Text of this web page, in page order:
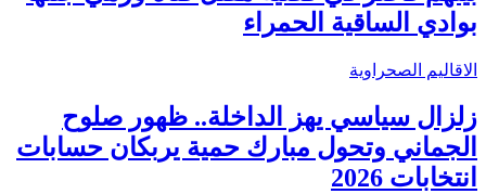
بوادي الساقية الحمراء
الاقاليم الصحراوية
زلزال سياسي يهز الداخلة.. ظهور صلوح
الجماني وتحول مبارك حمية يربكان حسابات
انتخابات 2026